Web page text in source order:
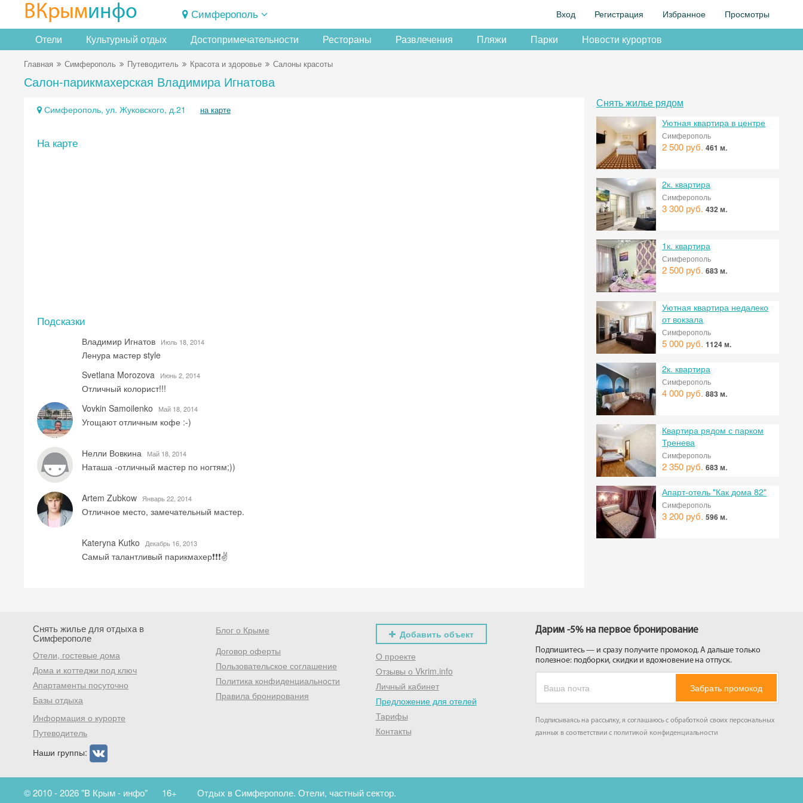
ВКрыминфо Симферополь Вход Регистрация Избранное Просмотры
Отели Культурный отдых Достопримечательности Рестораны Развлечения Пляжи Парки Новости курортов
Главная Симферополь Путеводитель Красота и здоровье Салоны красоты
Салон-парикмахерская Владимира Игнатова
Симферополь, ул. Жуковского, д.21 на карте
На карте
Подсказки
Владимир Игнатов Июль 18, 2014
Ленура мастер style
Svetlana Morozova
Июнь 2, 2014
Отличный колорист!!!
Vovkin Samoilenko
Май 18, 2014
Угощают отличным кофе :-)
Нелли Вовкина Май 18, 2014
Наташа -отличный мастер по ногтям;))
Artem Zubkow Январь 22, 2014
Отличное место, замечательный мастер.
Kateryna Kutko Декабрь 16, 2013
Самый талантливый парикмахер❗️❗️❗️✌️
Снять жилье рядом
Уютная квартира в центре
Симферополь
2 500 руб. 461 м.
2к. квартира
Симферополь
3 300 руб. 432 м.
1к. квартира
Симферополь
2 500 руб. 683 м.
Уютная квартира недалеко
от вокзала
Симферополь
5 000 руб. 1124 м.
2к. квартира
Симферополь
4 000 руб. 883 м.
Квартира рядом с парком
Тренева
Симферополь
2 350 руб. 683 м.
Апарт-отель "Как дома 82"
Симферополь
3 200 руб. 596 м.
Снять жилье для отдыха в
Симферополе
Отели, гостевые дома
Дома и коттеджи под ключ
Апартаменты посуточно
Базы отдыха
Информация о курорте
Путеводитель
Наши группы:
Блог о Крыме
Договор оферты
Пользовательское соглашение
Политика конфиденциальности
Правила бронирования
Добавить объект
О проекте
Отзывы о Vkrim.info
Личный кабинет
Предложение для отелей
Тарифы
Контакты
Дарим -5% на первое бронирование
Подпишитесь — и сразу получите промокод. А дальше только
полезное: подборки, скидки и вдохновение на отпуск.
Забрать промокод
Подписываясь на рассылку, я соглашаюсь с обработкой своих персональных
данных в соответствии с политикой конфиденциальности
© 2010 - 2026 "В Крым - инфо" 16+ Отдых в Симферополе. Отели, частный сектор.